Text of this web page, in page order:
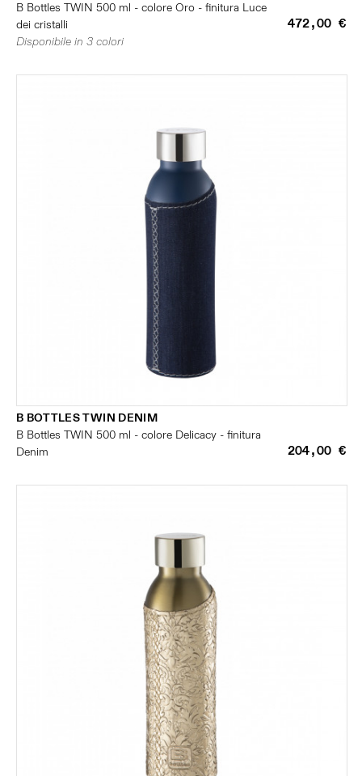
B Bottles TWIN 500 ml - colore Oro - finitura Luce
dei cristalli
472,00 €
Disponibile in 3 colori
B BOTTLES TWIN DENIM
B Bottles TWIN 500 ml - colore Delicacy - finitura
Denim
204,00 €